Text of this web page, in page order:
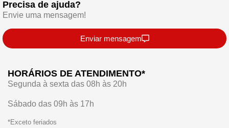
Precisa de ajuda?
Envie uma mensagem!
Enviar mensagem
HORÁRIOS DE ATENDIMENTO*
Segunda à sexta das 08h às 20h
Sábado das 09h às 17h
*Exceto feriados